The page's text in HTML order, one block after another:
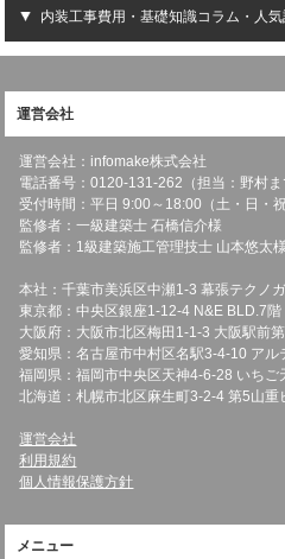
内装工事費用・基礎知識コラム・人気
運営会社
運営会社：infomake株式会社
電話番号：0120-131-262（担当：野村ま
受付時間：平日 9:00～18:00（土・日・祝
監修者：一級建築士 石橋信介様
監修者：1級建築施工管理技士 山本悠太様
本社：千葉市美浜区中瀬1-3 幕張テクノ
東京都：中央区銀座1-12-4 N&E BLD.7階
大阪府：大阪市北区梅田1-1-3 大阪駅前
愛知県：名古屋市中村区名駅3-4-10 アル
福岡県：福岡市中央区天神4-6-28 いちご
北海道：札幌市北区麻生町3-2-4 第5山重
運営会社
利用規約
個人情報保護方針
メニュー